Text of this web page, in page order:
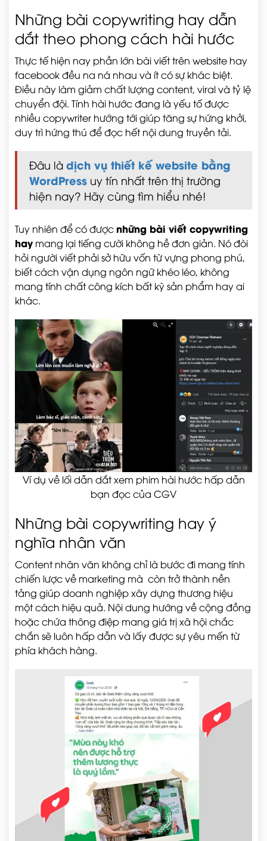
Những bài copywriting hay dẫn
dắt theo phong cách hài hước
Thực tế hiện nay phần lớn bài viết trên website hay
facebook đều na ná nhau và ít có sự khác biệt.
Điều này làm giảm chất lượng content, viral và tỷ lệ
chuyển đội. Tính hài hước đang là yếu tố được
nhiều copywriter hướng tới giúp tăng sự hứng khởi,
duy trì hứng thú để đọc hết nội dung truyền tải.
Đâu là dịch vụ thiết kế website bằng
WordPress uy tín nhất trên thị trường
hiện nay? Hãy cùng tìm hiểu nhé!
Tuy nhiên để có được những bài viết copywriting
hay mang lại tiếng cười không hề đơn giản. Nó đòi
hỏi người viết phải sở hữu vốn từ vựng phong phú,
biết cách vận dụng ngôn ngữ khéo léo, không
mang tính chất công kích bất kỳ sản phẩm hay ai
khác.
Ví dụ về lối dẫn dắt xem phim hài hước hấp dẫn
bạn đọc của CGV
Những bài copywriting hay ý
nghĩa nhân văn
Content nhân văn không chỉ là bước đi mang tính
chiến lược về marketing mà còn trở thành nền
tảng giúp doanh nghiệp xây dựng thương hiệu
một cách hiệu quả. Nội dung hướng về cộng đồng
hoặc chứa thông điệp mang giá trị xã hội chắc
chắn sẽ luôn hấp dẫn và lấy được sự yêu mến từ
phía khách hàng.